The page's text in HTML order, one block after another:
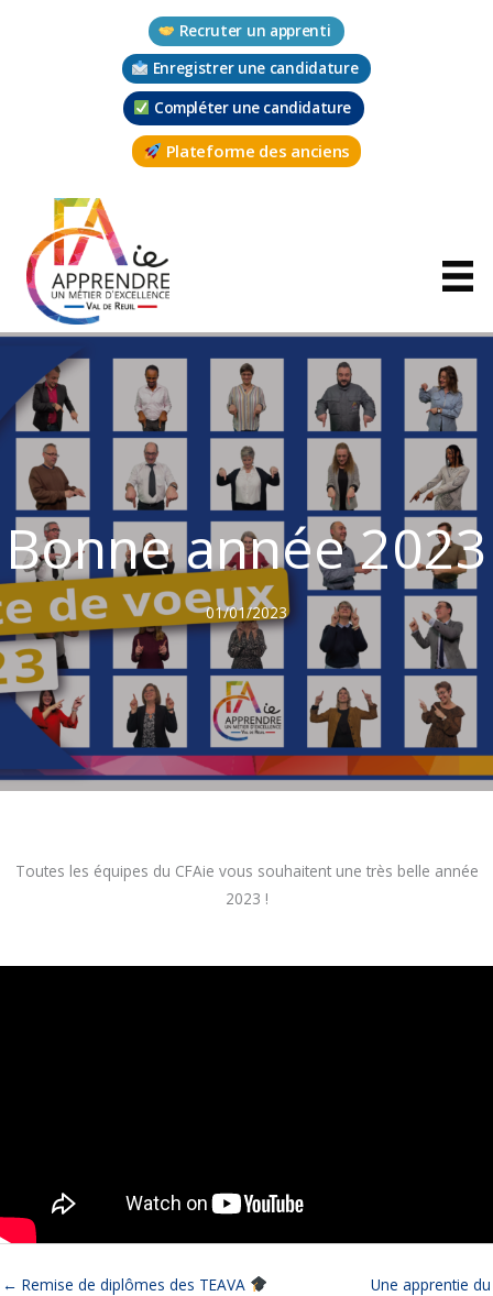
Recruter un apprenti
Enregistrer une candidature
Compléter une candidature
Plateforme des anciens
Bonne année 2023
01/01/2023
Toutes les équipes du CFAie vous souhaitent une très belle année
2023 !
← Remise de diplômes des TEAVA
Une apprentie du